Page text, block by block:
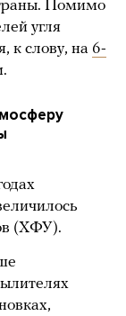
Помимо
угля
к слову, на 6-
(ХФУ).